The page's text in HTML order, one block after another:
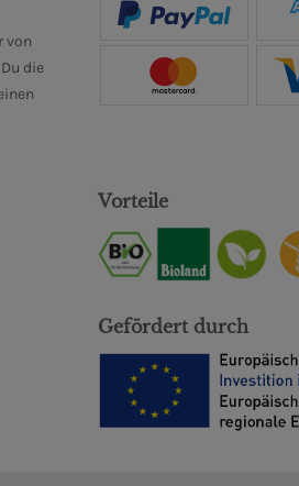
von
die
Vorteile
Gefördert durch